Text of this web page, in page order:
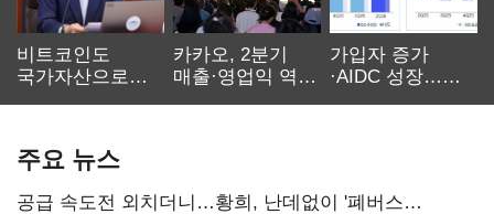
비트코인도
국가자산으로…'
카카오, 2분기
매출·영업익 역대
가입자 증가
·AIDC 성장…
주요 뉴스
공급 속도전 외치더니…황희, 난데없이 '폐버스